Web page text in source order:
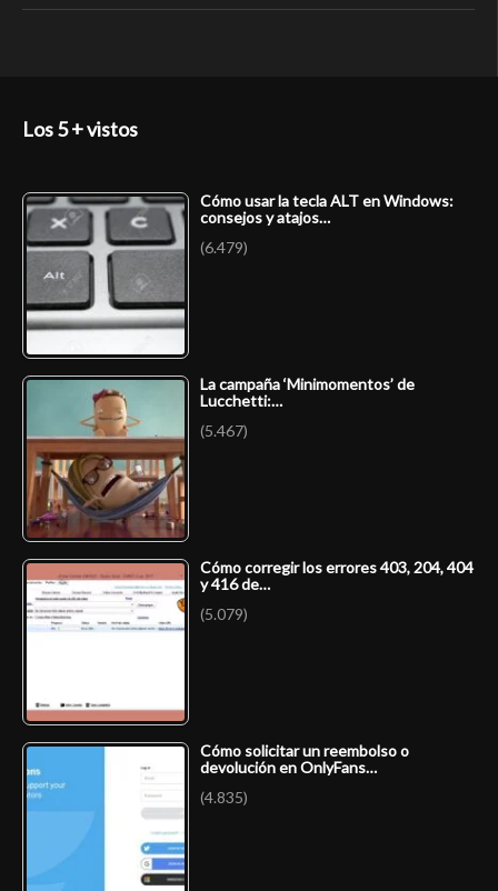
Los 5 + vistos
Cómo usar la tecla ALT en Windows:
consejos y atajos…
(6.479)
La campaña ‘Minimomentos’ de
Lucchetti:…
(5.467)
Cómo corregir los errores 403, 204, 404
y 416 de…
(5.079)
Cómo solicitar un reembolso o
devolución en OnlyFans…
(4.835)